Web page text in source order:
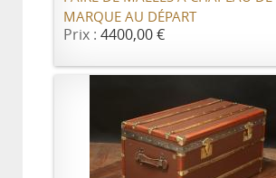
MARQUE AU DÉPART
Prix : 4400,00 €